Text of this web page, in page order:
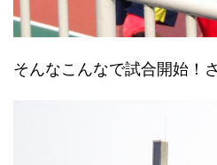
そんなこんなで試合開始！